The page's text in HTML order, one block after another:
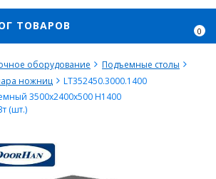
0
ТОВАРОВ
оборудование
Подъемные столы
ножниц
LT352450.3000.1400
3500х2400х500 Н1400
(шт.)